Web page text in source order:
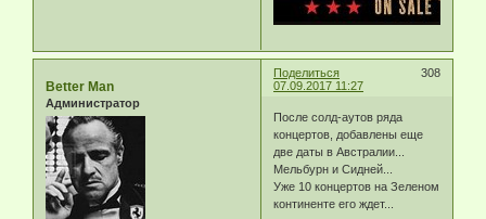
Поделиться
308
07.09.2017 11:27
Better Man
Администратор
После солд-аутов ряда
концертов, добавлены еще
две даты в Австралии...
Мельбурн и Сидней...
Уже 10 концертов на Зеленом
континенте его ждет...